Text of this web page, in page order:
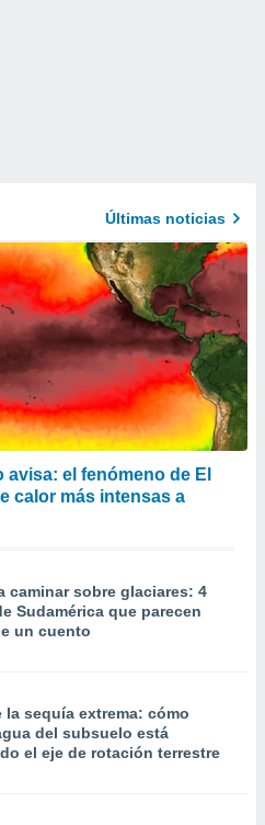
Últimas noticias
el fenómeno de El
calor más intensas a
caminar sobre glaciares: 4
Sudamérica que parecen
un cuento
la sequía extrema: cómo
del subsuelo está
el eje de rotación terrestre